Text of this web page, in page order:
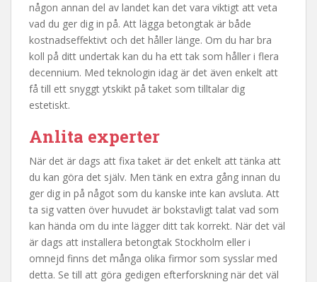
någon annan del av landet kan det vara viktigt att veta
vad du ger dig in på. Att lägga betongtak är både
kostnadseffektivt och det håller länge. Om du har bra
koll på ditt undertak kan du ha ett tak som håller i flera
decennium. Med teknologin idag är det även enkelt att
få till ett snyggt ytskikt på taket som tilltalar dig
estetiskt.
Anlita experter
När det är dags att fixa taket är det enkelt att tänka att
du kan göra det själv. Men tänk en extra gång innan du
ger dig in på något som du kanske inte kan avsluta. Att
ta sig vatten över huvudet är bokstavligt talat vad som
kan hända om du inte lägger ditt tak korrekt. När det väl
är dags att installera betongtak Stockholm eller i
omnejd finns det många olika firmor som sysslar med
detta. Se till att göra gedigen efterforskning när det väl